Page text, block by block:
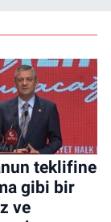
teklifine
gibi bir
ve